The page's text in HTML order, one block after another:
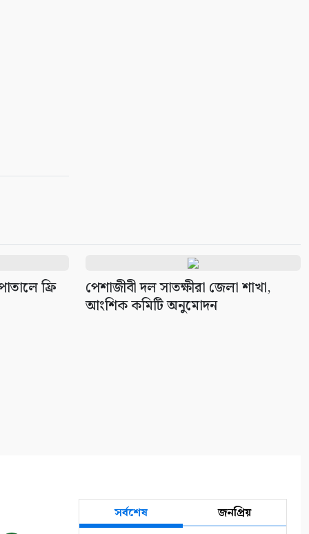
১০
ফ্রি
পেশাজীবী দল সাতক্ষীরা জেলা শাখা,
আংশিক কমিটি অনুমোদন
সর্বশেষ জনপ্রিয়